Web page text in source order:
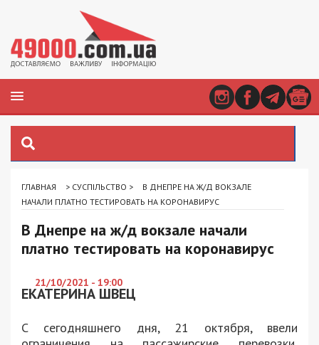
ГЛАВНАЯ > СУСПІЛЬСТВО >
В ДНЕПРЕ НА Ж/Д ВОКЗАЛЕ
НАЧАЛИ ПЛАТНО ТЕСТИРОВАТЬ НА КОРОНАВИРУС
В Днепре на ж/д вокзале начали
платно тестировать на коронавирус
21/10/2021 - 19:00
ЕКАТЕРИНА ШВЕЦ
С сегодняшнего дня, 21 октября, ввели